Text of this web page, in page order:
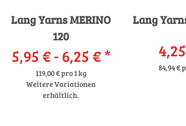
Lang Yarns MERINO
120
5,95 € -6,25 €*
119,00 € pro 1 kg
Weitere Variationen
erhältlich.
Lang
84,94 €